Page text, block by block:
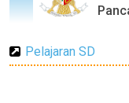
Pelajaran SD